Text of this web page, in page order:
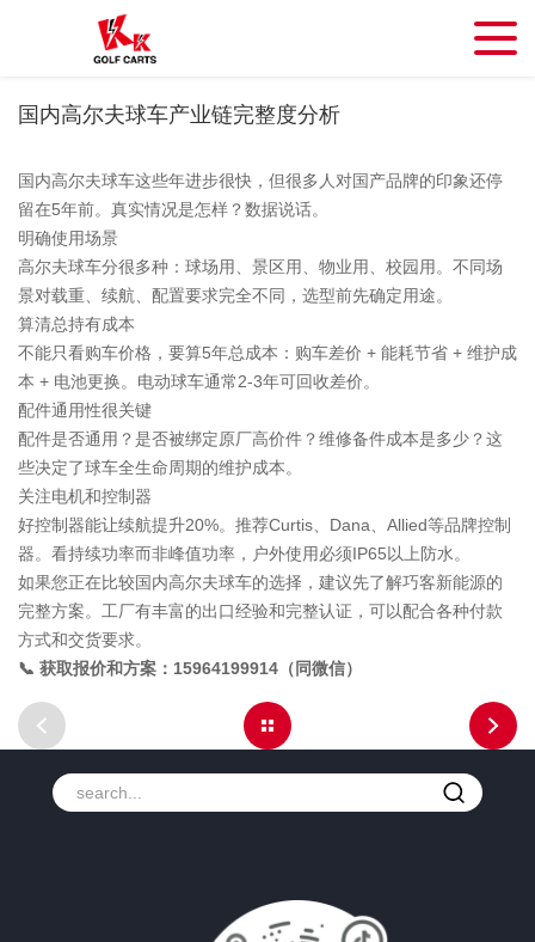
国内高尔夫球车产业链完整度分析
国内高尔夫球车这些年进步很快，但很多人对国产品牌的印象还停
留在5年前。真实情况是怎样？数据说话。
明确使用场景
高尔夫球车分很多种：球场用、景区用、物业用、校园用。不同场
景对载重、续航、配置要求完全不同，选型前先确定用途。
算清总持有成本
不能只看购车价格，要算5年总成本：购车差价 + 能耗节省 + 维护成
本 + 电池更换。电动球车通常2-3年可回收差价。
配件通用性很关键
配件是否通用？是否被绑定原厂高价件？维修备件成本是多少？这
些决定了球车全生命周期的维护成本。
关注电机和控制器
好控制器能让续航提升20%。推荐Curtis、Dana、Allied等品牌控制
器。看持续功率而非峰值功率，户外使用必须IP65以上防水。
如果您正在比较国内高尔夫球车的选择，建议先了解巧客新能源的
完整方案。工厂有丰富的出口经验和完整认证，可以配合各种付款
方式和交货要求。
📞 获取报价和方案：15964199914（同微信）